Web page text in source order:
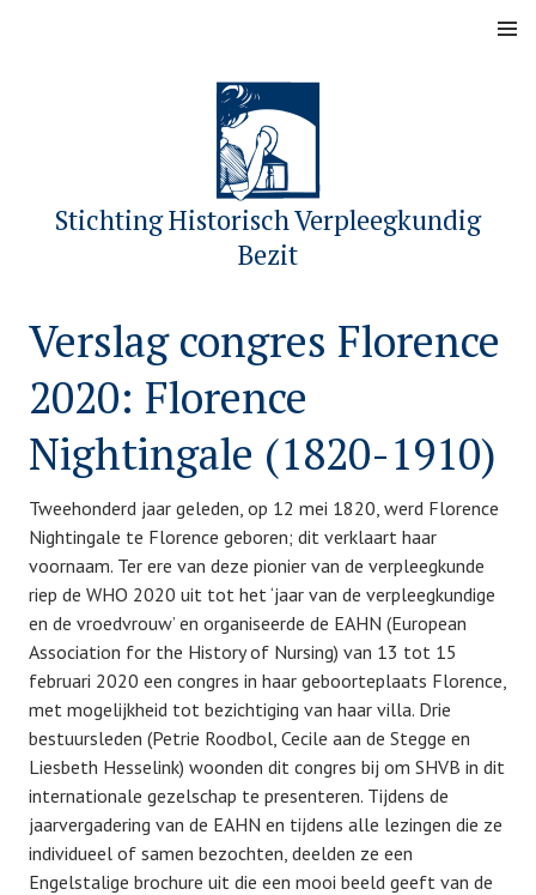
Stichting Historisch Verpleegkundig
Bezit
MENU
Verslag congres Florence
2020: Florence
Nightingale (1820-1910)
P
o
s
t
e
d
o
n
1
8
m
a
a
r
b
y
s
h
v
b
Tweehonderd jaar geleden, op 12 mei 1820, werd Florence
Nightingale te Florence geboren; dit verklaart haar
voornaam. Ter ere van deze pionier van de verpleegkunde
riep de WHO 2020 uit tot het ‘jaar van de verpleegkundige
en de vroedvrouw’ en organiseerde de EAHN (European
Association for the History of Nursing) van 13 tot 15
februari 2020 een congres in haar geboorteplaats Florence,
met mogelijkheid tot bezichtiging van haar villa. Drie
bestuursleden (Petrie Roodbol, Cecile aan de Stegge en
Liesbeth Hesselink) woonden dit congres bij om SHVB in dit
internationale gezelschap te presenteren. Tijdens de
jaarvergadering van de EAHN en tijdens alle lezingen die ze
individueel of samen bezochten, deelden ze een
Engelstalige brochure uit die een mooi beeld geeft van de